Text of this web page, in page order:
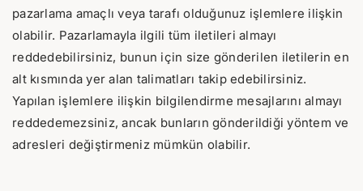
pazarlama amaçlı veya tarafı olduğunuz işlemlere ilişkin
olabilir. Pazarlamayla ilgili tüm iletileri almayı
reddedebilirsiniz, bunun için size gönderilen iletilerin en
alt kısmında yer alan talimatları takip edebilirsiniz.
Yapılan işlemlere ilişkin bilgilendirme mesajlarını almayı
reddedemezsiniz, ancak bunların gönderildiği yöntem ve
adresleri değiştirmeniz mümkün olabilir.